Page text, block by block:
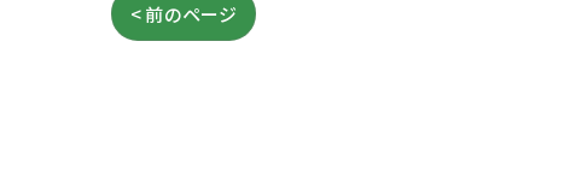
< 前のページ